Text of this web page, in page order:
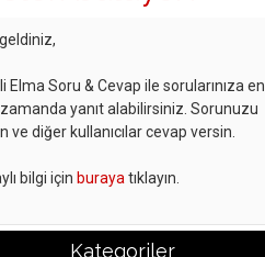
Elma Soru & Cevap ile sorularınıza en
zamanda yanıt alabilirsiniz. Sorunuzu
ve diğer kullanıcılar cevap versin.
bilgi için buraya tıklayın.
Kategoriler